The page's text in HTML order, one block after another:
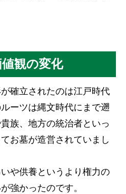
観の変化
確立されたのは江戸時代
ーツは縄文時代にまで遡
族、地方の統治者といっ
お墓が造営されていまし
や供養というより権力の
強かったのです。